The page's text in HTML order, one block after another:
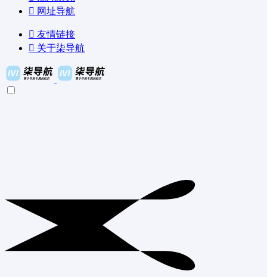
网址导航
友情链接
关于柒导航